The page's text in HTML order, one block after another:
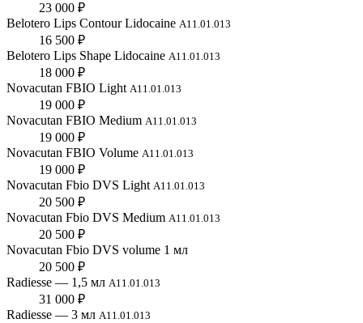
23 000 ₽
Belotero Lips Contour Lidocaine А11.01.013
16 500 ₽
Belotero Lips Shape Lidocaine А11.01.013
18 000 ₽
Novacutan FBIO Light А11.01.013
19 000 ₽
Novacutan FBIO Medium А11.01.013
19 000 ₽
Novacutan FBIO Volume А11.01.013
19 000 ₽
Novacutan Fbio DVS Light А11.01.013
20 500 ₽
Novacutan Fbio DVS Medium А11.01.013
20 500 ₽
Novacutan Fbio DVS volume 1 мл
20 500 ₽
Radiesse — 1,5 мл А11.01.013
31 000 ₽
Radiesse — 3 мл А11.01.013